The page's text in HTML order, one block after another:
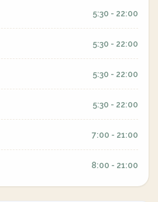
5:30 - 22:00
5:30 - 22:00
5:30 - 22:00
5:30 - 22:00
7:00 - 21:00
8:00 - 21:00